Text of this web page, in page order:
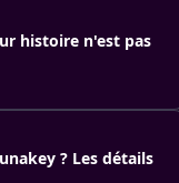
histoire n'est pas
? Les détails